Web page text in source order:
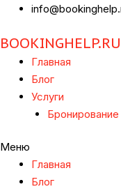
BOOKINGHELP.RU
Главная
Блог
Услуги
Меню
Главная
Блог